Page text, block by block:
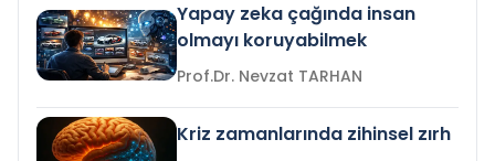
Yapay zeka çağında insan
olmayı koruyabilmek
Prof.Dr. Nevzat TARHAN
Kriz zamanlarında zihinsel zırh